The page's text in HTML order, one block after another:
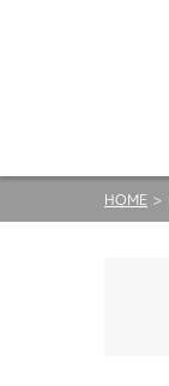
HOME